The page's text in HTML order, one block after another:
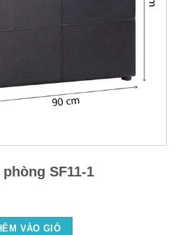
SF11-1
VÀO GIỎ